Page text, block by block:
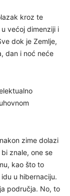
kroz te
većoj dimenziji i
dok je Zemlje,
dan i noć neće
zime dolazi
znale, one se
kao što to
u hibernaciju.
područja. No, to